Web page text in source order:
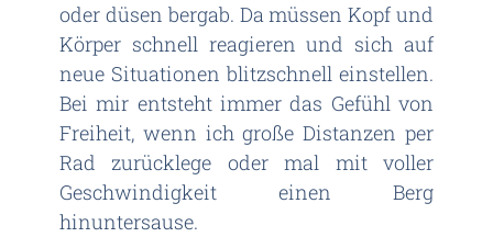
oder düsen bergab. Da müssen Kopf und
Körper schnell reagieren und sich auf
neue Situationen blitzschnell einstellen.
Bei mir entsteht immer das Gefühl von
Freiheit, wenn ich große Distanzen per
Rad zurücklege oder mal mit voller
Geschwindigkeit einen Berg
hinuntersause.